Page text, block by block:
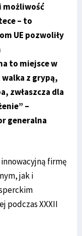
możliwość
– to
UE pozwoliły
to miejsce w
z grypą,
zwłaszcza dla
–
generalna
firmę
jak i
podczas XXXII